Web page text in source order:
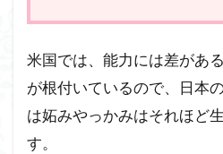
米国では、能力には差があ
が根付いているので、日本
は妬みやっかみはそれほど
す。